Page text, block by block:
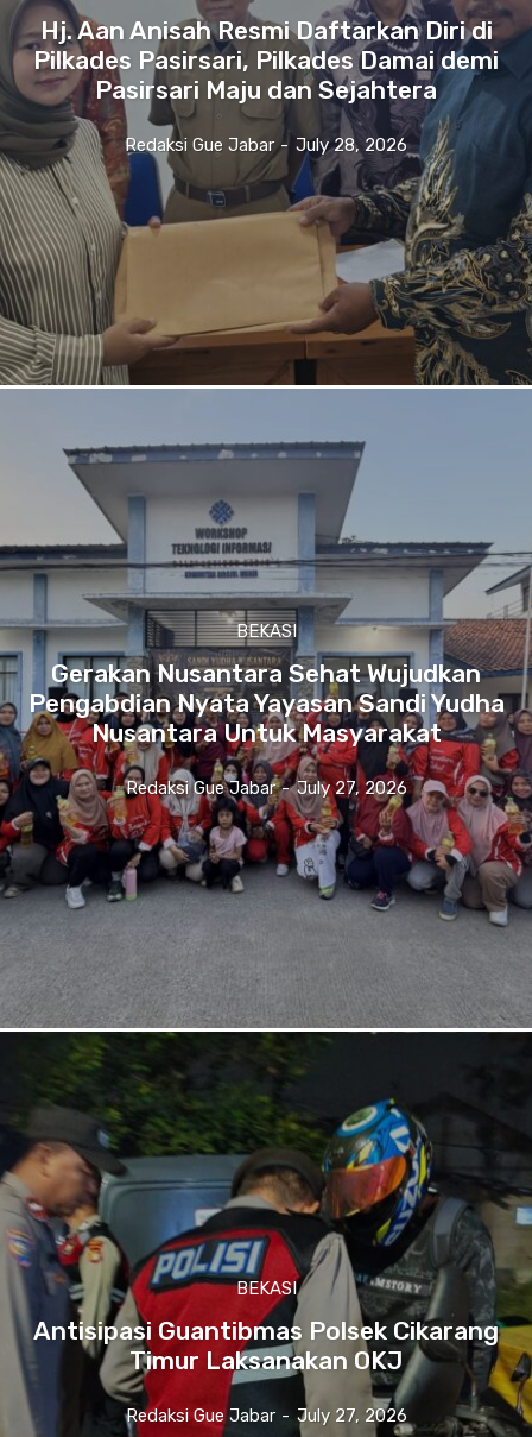
Hj. Aan Anisah Resmi Daftarkan Diri di
Pilkades Pasirsari, Pilkades Damai demi
Pasirsari Maju dan Sejahtera
Redaksi Gue Jabar - July 28, 2026
BEKASI
Gerakan Nusantara Sehat Wujudkan
Pengabdian Nyata Yayasan Sandi Yudha
Nusantara Untuk Masyarakat
Redaksi Gue Jabar - July 27, 2026
BEKASI
Antisipasi Guantibmas Polsek Cikarang
Timur Laksanakan OKJ
Redaksi Gue Jabar - July 27, 2026